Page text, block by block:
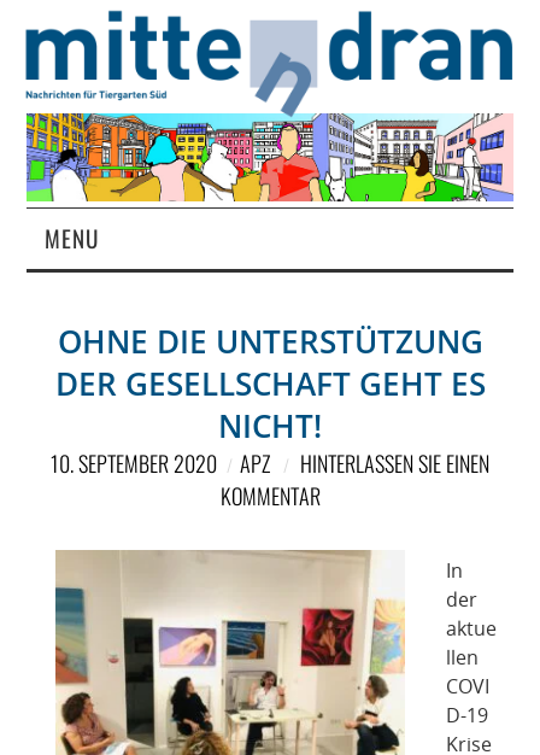
MENU
MAGAZIN
RUBRIKEN
NETZWERK
SPONSORING
KONTAKT
OHNE DIE UNTERSTÜTZUNG
DER GESELLSCHAFT GEHT ES
NICHT!
10. SEPTEMBER 2020 APZ
HINTERLASSEN SIE EINEN
KOMMENTAR
In
der
aktue
llen
COVI
D-19
Krise